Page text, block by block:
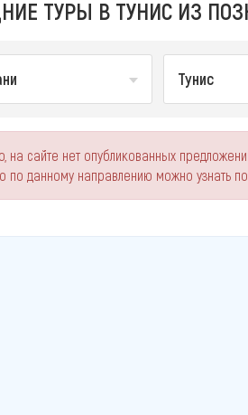
ТУРЫ В ТУНИС ИЗ
Тунис
на сайте нет опубликованных
по данному направлению можно узнать